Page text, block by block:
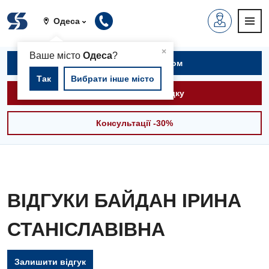
Одеса
×
Ваше містоОдеса?
Так Вибрати інше місто
Записатися на прийом
Викликати швидку
Консультації -30%
ВІДГУКИ БАЙДАН ІРИНА
СТАНІСЛАВІВНА
Залишити відгук